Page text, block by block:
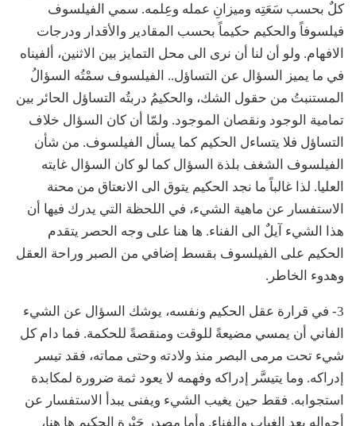
كلٌ بحسب سَعَتِه وميزانِ عمله وعِلمه. سمي الفيلسوف
فيلسوفاً والحكيم حكيماً بحسب المقادير والأقدار ودرجات
الافهام. ولو أن لنا أن نرى الى محل التمايز بين الاثنين، ألفيناه
في ما يميز السؤال عن التساؤل.. الفيلسوف سمْتُه السؤالُ
المستنبتُ من حقول الشك، والحكيمُ دربتُه التساؤل الحائر بين
تمامية الوجود ونقصان الموجود. ولمّا أن كان السؤال خلاف
التساؤل فلا يتساءل الحكيم كما يسأل الفيلسوف. من شأن
الفيلسوف الشغف بلذة السؤال كما لو كان السؤال غايته
العليا. لذا غالباً ما نجد الحكيم يتوق الى الانعتاق من محنة
الاستفسار عن ماهية الشيء، في اللحظة التي يدرك فيها أن
هذا الشيء آيلٌ الى الفناء. ها هنا على وجه الحصر يتقدم
الحكيم على الفيلسوف بقسط إضافي من الصبر وراحة العقل
وهدوء الخاطر.
3- في قرارة عقل الحكيم ونفسه، يوشك السؤال عن الشيء
الفاني أن يمسي مضيعةً للوقت ومنقصةً للحكمة. فما دام كل
شيء تحت مرمى البصر منذ ولادته وحتى مماته، فقد تيسر
إدراكه. وما يتيسَّر إدراكه وفهمه لا يعود ثمة ضرورة لمكابدة
استجوابه. فقط حين يغيب الشيء ويفنى يبدأ الاستفسار عن
أحواله بعد الغياب والفناء. وأما مصدر حَيْرة الحكيم ها هنا،